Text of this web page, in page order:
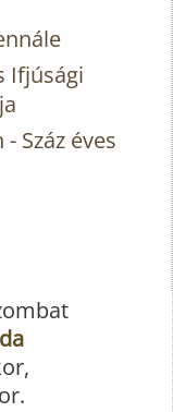
Ifjúsági
Száz éves